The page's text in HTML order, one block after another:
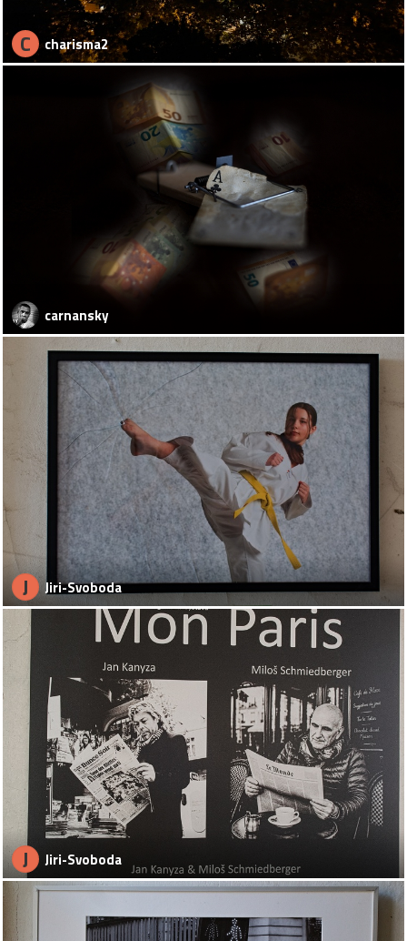
C charisma2
carnansky
J Jiri-Svoboda
J Jiri-Svoboda